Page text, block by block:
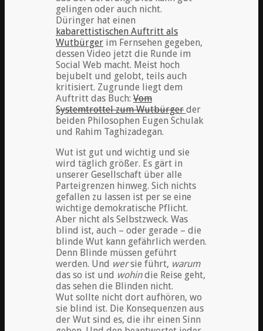
gelingen oder auch nicht.
Düringer hat einen
kabarettistischen Auftritt als
Wutbürger im Fernsehen gegeben,
dessen Video jetzt die Runde im
Social Web macht. Meist hoch
bejubelt und gelobt, teils auch
kritisiert. Zugrunde liegt dem
Auftritt das Buch: Vom
Systemtrottel zum Wutbürger der
beiden Philosophen Eugen Schulak
und Rahim Taghizadegan.
Wut ist gut und wichtig und sie
wird täglich größer. Es gärt in
unserer Gesellschaft über alle
Parteigrenzen hinweg. Sich nichts
gefallen zu lassen ist per se eine
wichtige demokratische Pflicht.
Aber nicht als Selbstzweck. Was
blind ist, auch – oder gerade – die
blinde Wut kann gefährlich werden.
Denn Blinde müssen geführt
werden. Und wersie führt, warum
das so ist und wohindie Reise geht,
das sehen die Blinden nicht.
Wut sollte nicht dort aufhören, wo
sie blind ist. Die Konsequenzen aus
der Wut sind es, die ihr einen Sinn